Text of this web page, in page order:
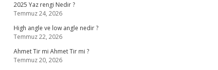
2025 Yaz rengi Nedir ?
Temmuz 24, 2026
High angle ve low angle nedir ?
Temmuz 22, 2026
Ahmet Tir mi Ahmet Tir mi ?
Temmuz 20, 2026